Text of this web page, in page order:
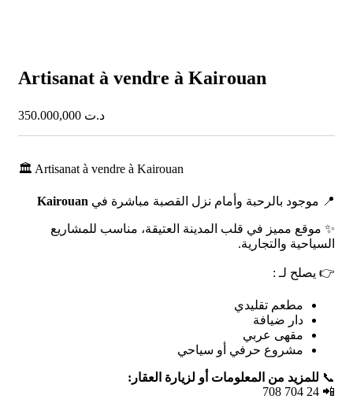
Artisanat à vendre à Kairouan
د.ت
🏛️ Artisanat à vendre à Kairouan
📍 موجود بالرحبة وأمام نزل القصبة مباشرة في Kairouan
✨ موقع مميز في قلب المدينة العتيقة، مناسب للمشاريع
السياحية والتجارية.
👉 يصلح لـ :
مطعم تقليدي
دار ضيافة
مقهى عربي
مشروع حرفي أو سياحي
📞 للمزيد من المعلومات أو لزيارة العقار:
📲 24 704 708